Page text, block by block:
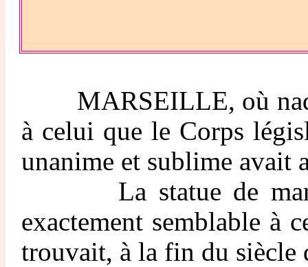
MARSEILLE, où
à celui que le Corps
unanime et sublime avait
La statue de marbre
exactement semblable à
trouvait, à la fin du siècle